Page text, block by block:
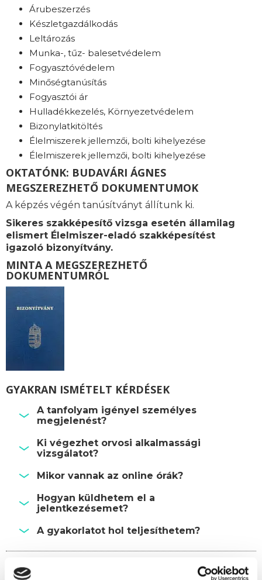
Árubeszerzés
Készletgazdálkodás
Leltározás
Munka-, tűz- balesetvédelem
Fogyasztóvédelem
Minőségtanúsítás
Fogyasztói ár
Hulladékkezelés, Környezetvédelem
Bizonylatkitöltés
Élelmiszerek jellemzői, bolti kihelyezése
Élelmiszerek jellemzői, bolti kihelyezése
OKTATÓNK: BUDAVÁRI ÁGNES
MEGSZEREZHETŐ DOKUMENTUMOK
A képzés végén tanúsítványt állítunk ki.
Sikeres szakképesítő vizsga esetén államilag
elismert Élelmiszer-eladó szakképesítést
igazoló bizonyítvány.
MINTA A MEGSZEREZHETŐ
DOKUMENTUMRÓL
GYAKRAN ISMÉTELT KÉRDÉSEK
A tanfolyam igényel személyes
megjelenést?
Ki végezhet orvosi alkalmassági
vizsgálatot?
Mikor vannak az online órák?
Hogyan küldhetem el a
jelentkezésemet?
A gyakorlatot hol teljesíthetem?
Képzésszervező